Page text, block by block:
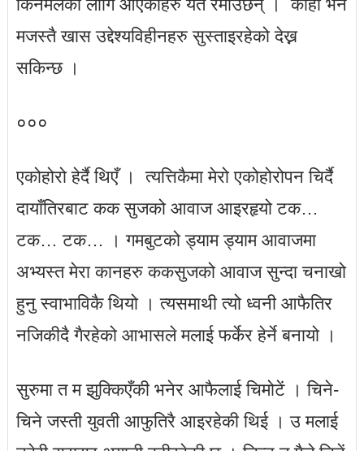
किनमेलका लागि आएकाहरु यतै रमाउछन् । कोही भने
मजस्तै खास उद्देश्यविहीनहरु सुस्ताइरहेको देख्न
सकिन्छ ।
०००
एकोहोरो हेर्दै थिएँ । त्यत्तिकैमा मेरो एकोहोरोपन चिर्दै
दायाँतिरबाट कक सुजको आवाज आइरहृयो टक…
टक… टक… । गमबुटको ड्याम ड्याम आवाजमा
अभ्यस्त मेरा कानहरु ककसुजको आवाज सुन्दा चनाखो
हुनु स्वाभाविकै थियो । त्यसमाथी त्यो ध्वनी आफैतिर
नजिकीदै गैरहेको आभासले मलाई फर्केर हेर्ने बनायो ।
सुरुमा त म झुक्किएँकी भनेर आफैलाई चिमोटें । चिने-
चिने जस्ती युवती आफुतिरै आइरहेकी थिई । उ मलाई